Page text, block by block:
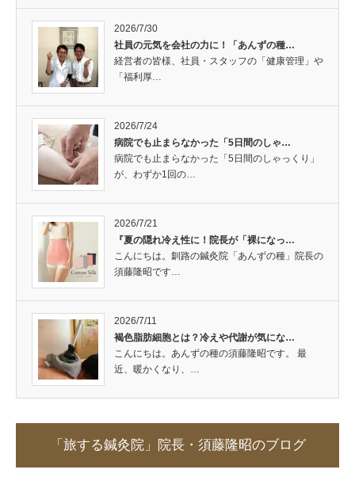
2026/7/30
社員の元気を会社の力に！「あんずの種…
経営者の皆様、社員・スタッフの「健康管理」や
「福利厚…
2026/7/24
病院でも止まらなかった「5日間のしゃ…
病院でも止まらなかった「5日間のしゃっくり」
が、わずか1回の…
2026/7/21
『夏の隠れ冷え性に！院長が「裸になっ…
こんにちは。釧路の鍼灸院「あんずの種」院長の
須藤隆昭です…
2026/7/11
褐色脂肪細胞とは？冷えや代謝が気にな…
こんにちは。あんずの種の須藤隆昭です。 最
近、暖かくなり、…
「旅する鍼灸院」院長・須藤隆昭のブログ